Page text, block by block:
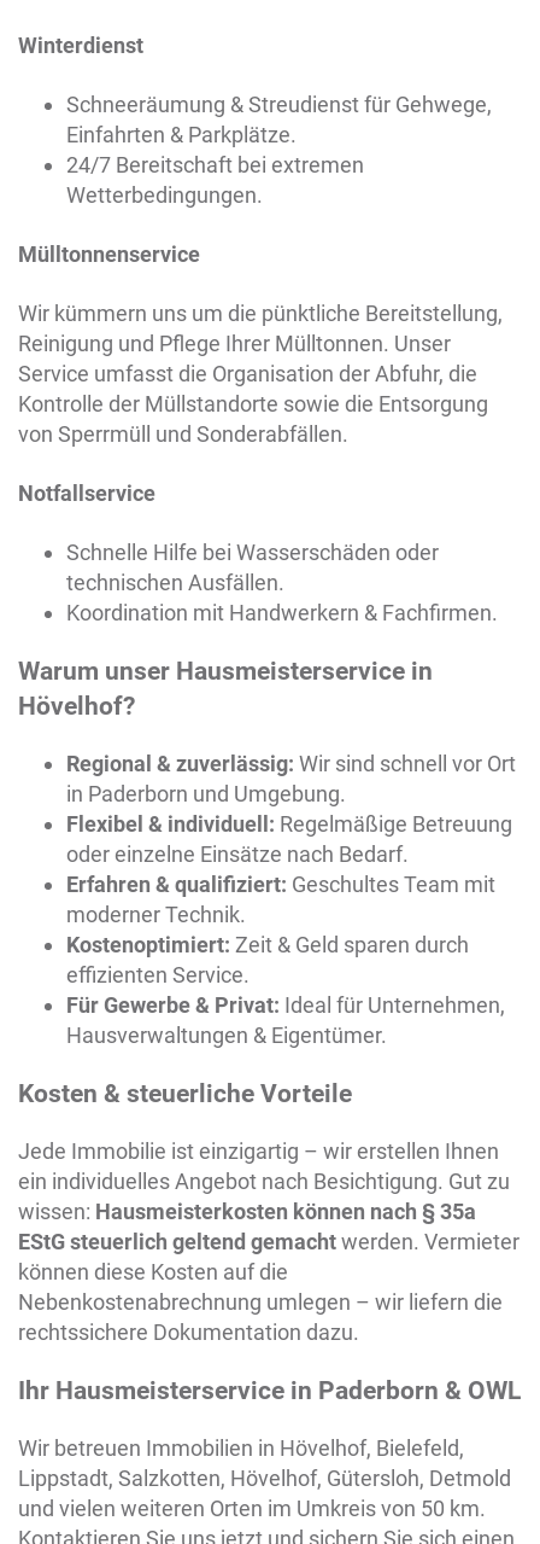
Winterdienst
Schneeräumung & Streudienst für Gehwege,
Einfahrten & Parkplätze.
24/7 Bereitschaft bei extremen
Wetterbedingungen.
Mülltonnenservice
Wir kümmern uns um die pünktliche Bereitstellung,
Reinigung und Pflege Ihrer Mülltonnen. Unser
Service umfasst die Organisation der Abfuhr, die
Kontrolle der Müllstandorte sowie die Entsorgung
von Sperrmüll und Sonderabfällen.
Notfallservice
Schnelle Hilfe bei Wasserschäden oder
technischen Ausfällen.
Koordination mit Handwerkern & Fachfirmen.
Warum unser Hausmeisterservice in
Hövelhof?
Regional & zuverlässig: Wir sind schnell vor Ort
in Paderborn und Umgebung.
Flexibel & individuell: Regelmäßige Betreuung
oder einzelne Einsätze nach Bedarf.
Erfahren & qualifiziert: Geschultes Team mit
moderner Technik.
Kostenoptimiert: Zeit & Geld sparen durch
effizienten Service.
Für Gewerbe & Privat: Ideal für Unternehmen,
Hausverwaltungen & Eigentümer.
Kosten & steuerliche Vorteile
Jede Immobilie ist einzigartig – wir erstellen Ihnen
ein individuelles Angebot nach Besichtigung. Gut zu
wissen: Hausmeisterkosten können nach § 35a
EStG steuerlich geltend gemachtwerden. Vermieter
können diese Kosten auf die
Nebenkostenabrechnung umlegen – wir liefern die
rechtssichere Dokumentation dazu.
Ihr Hausmeisterservice in Paderborn & OWL
Wir betreuen Immobilien in Hövelhof, Bielefeld,
Lippstadt, Salzkotten, Hövelhof, Gütersloh, Detmold
und vielen weiteren Orten im Umkreis von 50 km.
Kontaktieren Sie uns jetzt und sichern Sie sich einen